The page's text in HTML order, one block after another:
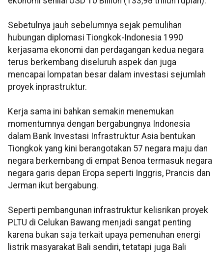
Sebetulnya jauh sebelumnya sejak pemulihan
hubungan diplomasi Tiongkok-Indonesia 1990
kerjasama ekonomi dan perdagangan kedua negara
terus berkembang diseluruh aspek dan juga
mencapai lompatan besar dalam investasi sejumlah
proyek inprastruktur.
Kerja sama ini bahkan semakin menemukan
momentumnya dengan bergabungnya Indonesia
dalam Bank Investasi Infrastruktur Asia bentukan
Tiongkok yang kini berangotakan 57 negara maju dan
negara berkembang di empat Benoa termasuk negara
negara garis depan Eropa seperti Inggris, Prancis dan
Jerman ikut bergabung.
Seperti pembangunan infrastruktur kelisrikan proyek
PLTU di Celukan Bawang menjadi sangat penting
karena bukan saja terkait upaya pemenuhan energi
listrik masyarakat Bali sendiri, tetatapi juga Bali